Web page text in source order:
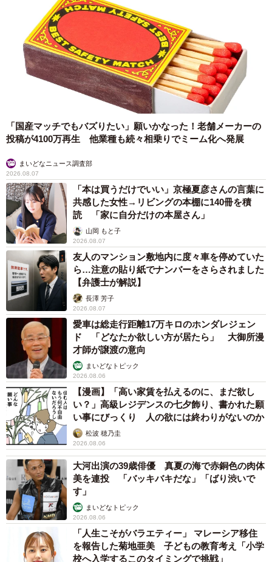
「国産マッチでもバズりたい」願いかなった！老舗メーカーの
投稿が4100万再生 他業種も続々相乗りでミーム化へ発展
まいどなニュース調査部
2026.08.07
「本は買うだけでいい」京極夏彦さんの言葉に
共感した女性→リビングの本棚に140冊を積
読 「家に自分だけの本屋さん」
山岡 もと子
2026.08.07
友人のマンション敷地内に度々車を停めていた
ら…注意の貼り紙でナンバーをさらされました
【弁護士が解説】
長澤 芳子
2026.08.07
愛車は総走行距離17万キロのホンダレジェン
ド 「どなたか欲しい方が居たら」 大御所漫
才師が譲渡の意向
まいどなトピック
2026.08.06
【漫画】「高い家賃を払えるのに、まだ欲し
い？」高級レジデンスの七夕飾り、書かれた願
い事にびっくり 人の欲には終わりがないのか
松波 穂乃圭
2026.08.06
大河出演の39歳俳優 真夏の海で赤銅色の肉体
美を連投 「バッキバキだな」「ばり渋いで
す」
まいどなトピック
2026.08.06
「人生こそがバラエティー」 マレーシア移住
を報告した菊地亜美 子どもの教育考え「小学
校へ入学するこのタイミングで挑戦」